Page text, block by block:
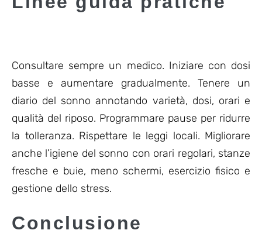
Consultare sempre un medico. Iniziare con dosi
basse e aumentare gradualmente. Tenere un
diario del sonno annotando varietà, dosi, orari e
qualità del riposo. Programmare pause per ridurre
la tolleranza. Rispettare le leggi locali. Migliorare
anche l’igiene del sonno con orari regolari, stanze
fresche e buie, meno schermi, esercizio fisico e
gestione dello stress.
Conclusione